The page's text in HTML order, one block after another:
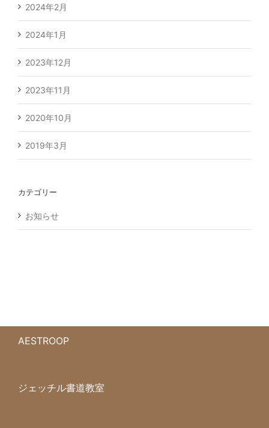
2024年2月
2024年1月
2023年12月
2023年11月
2020年10月
2019年3月
カテゴリー
お知らせ
AESTROOP
ジェッチル書道教室